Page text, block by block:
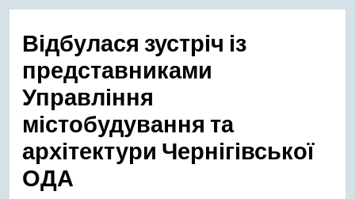
меню
Відбулася зустріч із
представниками
Управління
містобудування та
архітектури Чернігівської
ОДА